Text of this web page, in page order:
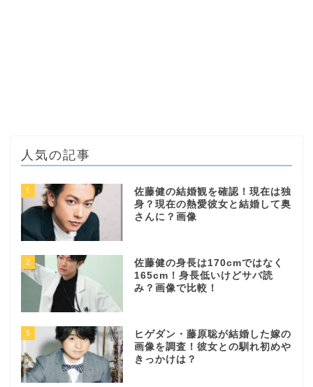
人気の記事
1
佐藤健の結婚観を確認！現在は独
身？現在の熱愛彼女と結婚して奥
さんに？画像
2
佐藤健の身長は170cmではなく
165cm！身長低いけどサバ読
み？画像で比較！
3
ヒゲダン・藤原聡が結婚した嫁の
画像を調査！彼女との馴れ初めや
きっかけは？